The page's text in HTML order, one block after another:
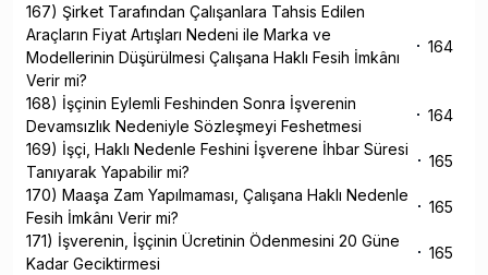
167) Şirket Tarafından Çalışanlara Tahsis Edilen
Araçların Fiyat Artışları Nedeni ile Marka ve
Modellerinin Düşürülmesi Çalışana Haklı Fesih İmkânı
Verir mi?
164
168) İşçinin Eylemli Feshinden Sonra İşverenin
Devamsızlık Nedeniyle Sözleşmeyi Feshetmesi
164
169) İşçi, Haklı Nedenle Feshini İşverene İhbar Süresi
Tanıyarak Yapabilir mi?
165
170) Maaşa Zam Yapılmaması, Çalışana Haklı Nedenle
Fesih İmkânı Verir mi?
165
171) İşverenin, İşçinin Ücretinin Ödenmesini 20 Güne
Kadar Geciktirmesi
165